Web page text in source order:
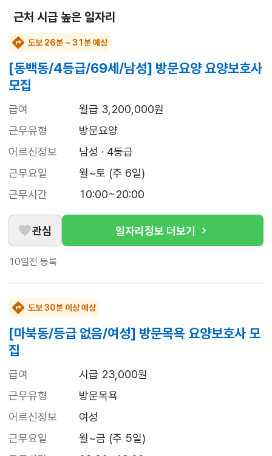
근처 시급 높은 일자리
도보 26분 ~ 31분 예상
[동백동/4등급/69세/남성] 방문요양 요양보호사
모집
급여
월급 3,200,000원
근무유형
방문요양
어르신정보
남성 · 4등급
근무요일
월~토 (주 6일)
근무시간
10:00~20:00
관심 일자리정보 더보기
10일전 등록
도보 30분 이상 예상
[마북동/등급 없음/여성] 방문목욕 요양보호사 모
집
급여
시급 23,000원
근무유형
방문목욕
어르신정보
여성
근무요일
월~금 (주 5일)